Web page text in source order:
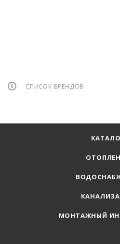
СПИСОК БРЕНДОВ
МОНТАЖНЫЙ